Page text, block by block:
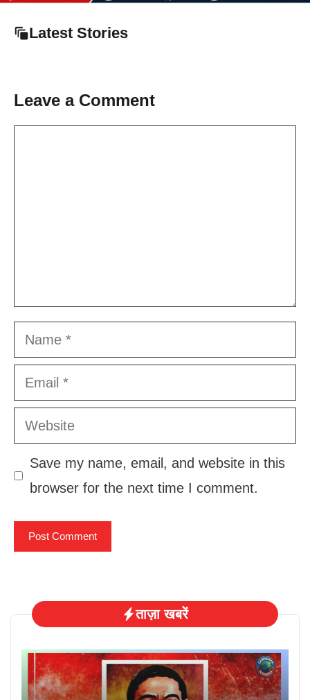
Latest Stories
Leave a Comment
Name
Email
Website
Save my name, email, and website in this
browser for the next time I comment.
ताज़ा खबरें